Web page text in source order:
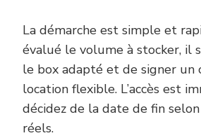
La démarche est simple et
évalué le volume à stocker, il
le box adapté et de signer un
location flexible. L’accès est
décidez de la date de fin selon
réels.